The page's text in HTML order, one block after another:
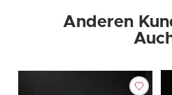
Anderen